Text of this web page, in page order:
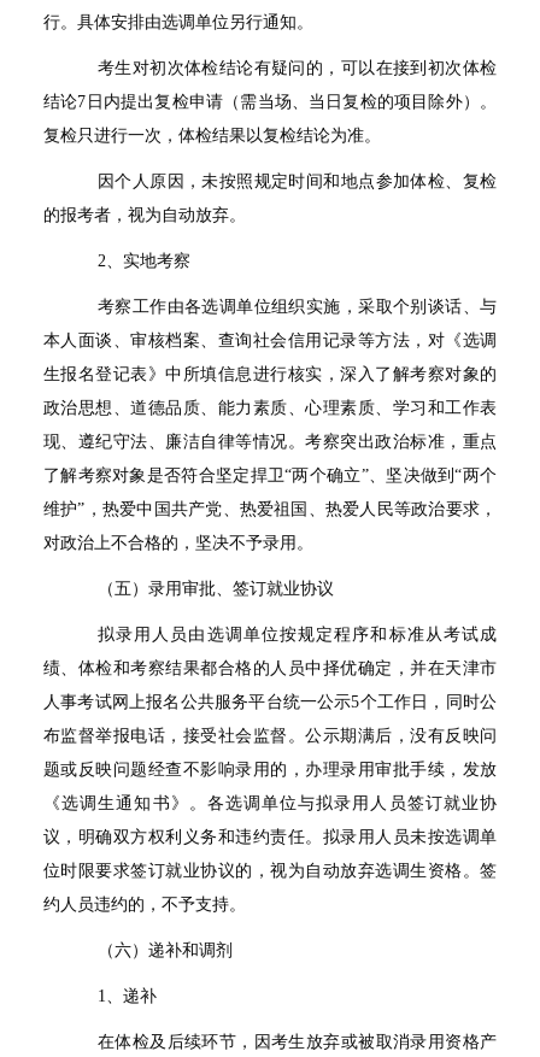
行。具体安排由选调单位另行通知。
考生对初次体检结论有疑问的，可以在接到初次体检
结论7 日内提出复检申请（需当场、当日复检的项目除外）。
复检只进行一次，体检结果以复检结论为准。
因个人原因，未按照规定时间和地点参加体检、复检
的报考者，视为自动放弃。
2、实地考察
考察工作由各选调单位组织实施，采取个别谈话、与
本人面谈、审核档案、查询社会信用记录等方法，对《选调
生报名登记表》中所填信息进行核实，深入了解考察对象的
政治思想、道德品质、能力素质、心理素质、学习和工作表
现、遵纪守法、廉洁自律等情况。考察突出政治标准，重点
了解考察对象是否符合坚定捍卫“两个确立”、坚决做到“两个
维护” ，热爱中国共产党、热爱祖国、热爱人民等政治要求，
对政治上不合格的，坚决不予录用。
（五）录用审批、签订就业协议
拟录用人员由选调单位按规定程序和标准从考试成
绩、体检和考察结果都合格的人员中择优确定，并在天津市
人事考试网上报名公共服务平台统一公示5个工作日，同时公
布监督举报电话，接受社会监督。公示期满后，没有反映问
题或反映问题经查不影响录用的，办理录用审批手续，发放
《选调生通知书》。各选调单位与拟录用人员签订就业协
议，明确双方权利义务和违约责任。拟录用人员未按选调单
位时限要求签订就业协议的，视为自动放弃选调生资格。签
约人员违约的，不予支持。
（六）递补和调剂
1、递补
在体检及后续环节，因考生放弃或被取消录用资格产